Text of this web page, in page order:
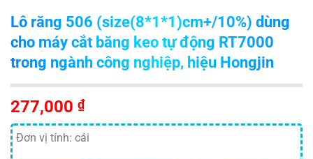
Lô răng 506 (size(8*1*1)cm+/­10%) dùng
cho máy cắt băng keo tự động RT­7000
trong ngành công nghiệp, hiệu Hongjin
277,000 ₫
Đơn vị tính: cái